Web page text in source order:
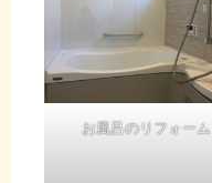
お風呂のリフォーム